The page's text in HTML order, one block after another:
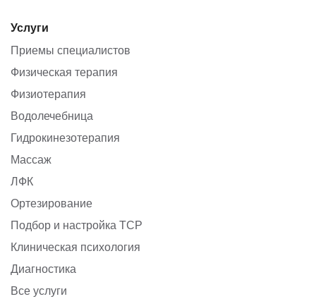
Услуги
Приемы специалистов
Физическая терапия
Физиотерапия
Водолечебница
Гидрокинезотерапия
Массаж
ЛФК
Ортезирование
Подбор и настройка ТСР
Клиническая психология
Диагностика
Все услуги